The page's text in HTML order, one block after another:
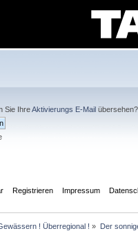
Sie IhreAktivierungs E-Mail übersehen?
Registrieren Impressum
! Überregional ! » Der